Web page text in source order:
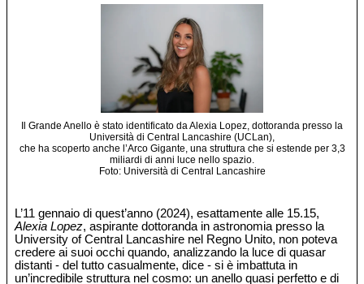
Il Grande Anello è stato identificato da Alexia Lopez, dottoranda presso la
Università di Central Lancashire (UCLan),
che ha scoperto anche l’Arco Gigante, una struttura che si estende per 3,3
miliardi di anni luce nello spazio.
Foto: Università di Central Lancashire
L’11 gennaio di quest’anno (2024), esattamente alle 15.15,
Alexia Lopez, aspirante dottoranda in astronomia presso la
University of Central Lancashire nel Regno Unito, non poteva
credere ai suoi occhi quando, analizzando la luce di quasar
distanti - del tutto casualmente, dice - si è imbattuta in
un’incredibile struttura nel cosmo: un anello quasi perfetto e di